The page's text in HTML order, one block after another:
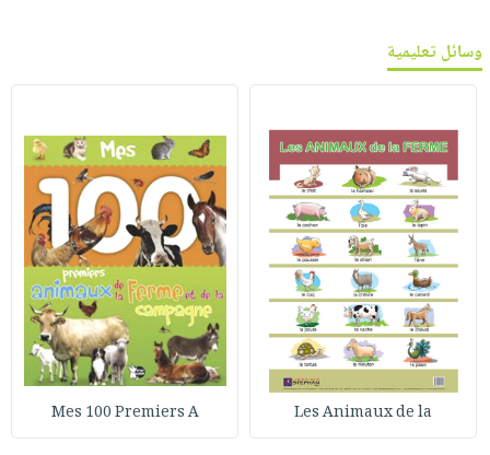
وسائل تعليمية
Les Animaux de la
Mes 100 Premiers A